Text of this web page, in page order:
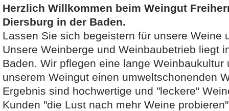
Herzlich Willkommen beim Weingut
Diersburg in der Baden.
Lassen Sie sich begeistern für unsere Weine
Unsere Weinberge und Weinbaubetrieb liegt
Baden. Wir pflegen eine lange Weinbaukultur
unserem Weingut einen umweltschonenden
Ergebnis sind hochwertige und "leckere"
Kunden "die Lust nach mehr Weine